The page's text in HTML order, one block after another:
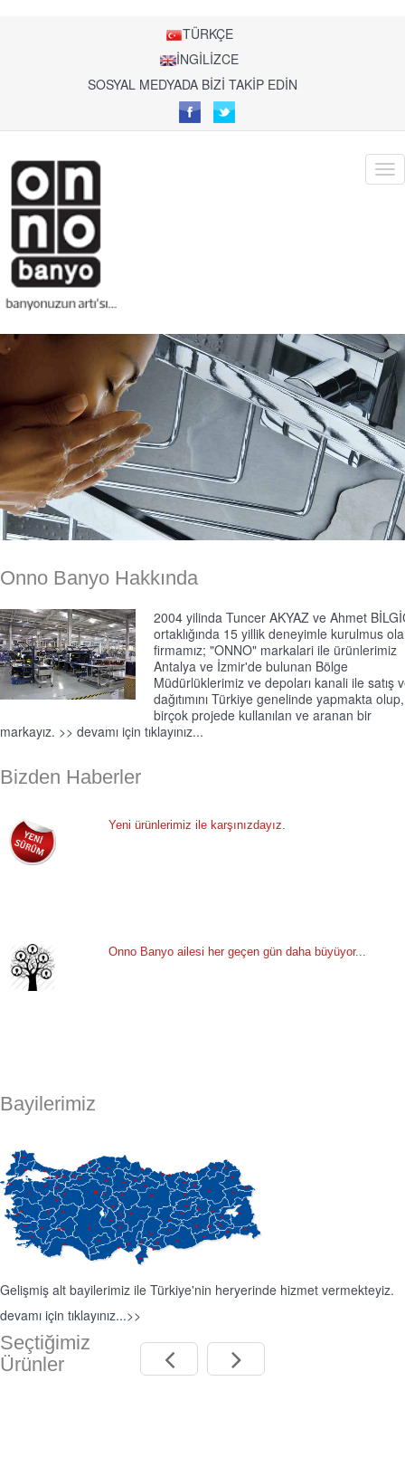
TÜRKÇE
İNGİLİZCE
SOSYAL MEDYADA BİZİ TAKİP EDİN
Onno Banyo Hakkında
2004 yilinda Tuncer AKYAZ ve Ahmet
ortaklığında 15 yillik deneyimle kurulmus
firmamız; "ONNO" markalari ile ürünlerimiz
Antalya ve İzmir'de bulunan Bölge
Müdürlüklerimiz ve depoları kanali ile satış
dağıtımını Türkiye genelinde yapmakta olup,
birçok projede kullanılan ve aranan bir
markayız. >> devamı için tıklayınız...
Bizden Haberler
Yeni ürünlerimiz ile karşınızdayız.
Onno Banyo ailesi her geçen gün daha büyüyor...
Bayilerimiz
Gelişmiş alt bayilerimiz ile Türkiye'nin heryerinde hizmet vermekteyiz.
devamı için tıklayınız...>>
Seçtiğimiz
Ürünler